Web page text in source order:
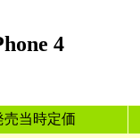
4
売当時定価